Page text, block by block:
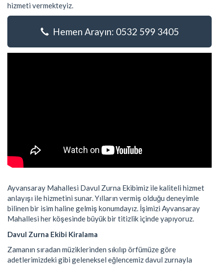
hizmeti vermekteyiz.
Hemen Arayın: 0532 599 3405
Ayvansaray Mahallesi Davul Zurna Ekibimiz ile kaliteli hizmet
anlayışı ile hizmetini sunar. Yılların vermiş olduğu deneyimle
bilinen bir isim haline gelmiş konumdayız. İşimizi Ayvansaray
Mahallesi her köşesinde büyük bir titizlik içinde yapıyoruz.
Davul Zurna Ekibi Kiralama
Zamanın sıradan müziklerinden sıkılıp örfümüze göre
adetlerimizdeki gibi geleneksel eğlencemiz davul zurnayla